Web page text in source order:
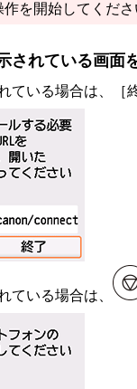
を開始してくださ
されている画面
ている場合は、［
ている場合は、